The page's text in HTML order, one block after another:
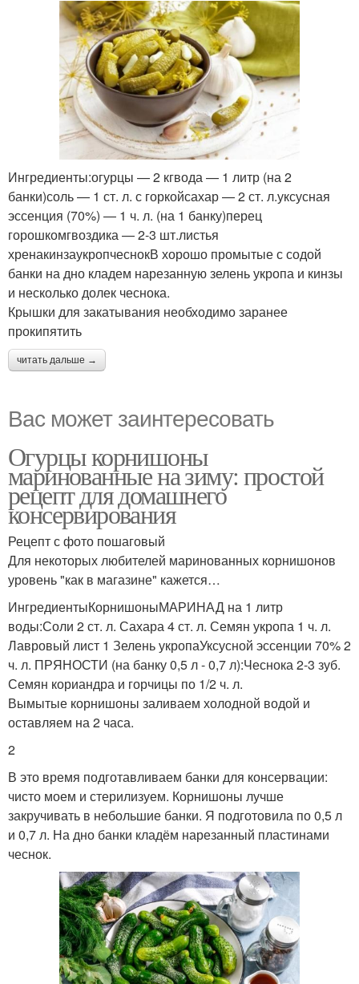
Ингредиенты:огурцы — 2 кгвода — 1 литр (на 2
банки)соль — 1 ст. л. с горкойсахар — 2 ст. л.уксусная
эссенция (70%) — 1 ч. л. (на 1 банку)перец
горошкомгвоздика — 2-3 шт.листья
хренакинзаукропчеснокВ хорошо промытые с содой
банки на дно кладем нарезанную зелень укропа и кинзы
и несколько долек чеснока.
Крышки для закатывания необходимо заранее
прокипятить
читать дальше →
Вас может заинтересовать
Огурцы корнишоны
маринованные на зиму: простой
рецепт для домашнего
консервирования
Рецепт с фото пошаговый
Для некоторых любителей маринованных корнишонов
уровень "как в магазине" кажется…
ИнгредиентыКорнишоныМАРИНАД на 1 литр
воды:Соли 2 ст. л. Сахара 4 ст. л. Семян укропа 1 ч. л.
Лавровый лист 1 Зелень укропаУксусной эссенции 70% 2
ч. л. ПРЯНОСТИ (на банку 0,5 л - 0,7 л):Чеснока 2-3 зуб.
Семян кориандра и горчицы по 1/2 ч. л.
Вымытые корнишоны заливаем холодной водой и
оставляем на 2 часа.
2
В это время подготавливаем банки для консервации:
чисто моем и стерилизуем. Корнишоны лучше
закручивать в небольшие банки. Я подготовила по 0,5 л
и 0,7 л. На дно банки кладём нарезанный пластинами
чеснок.